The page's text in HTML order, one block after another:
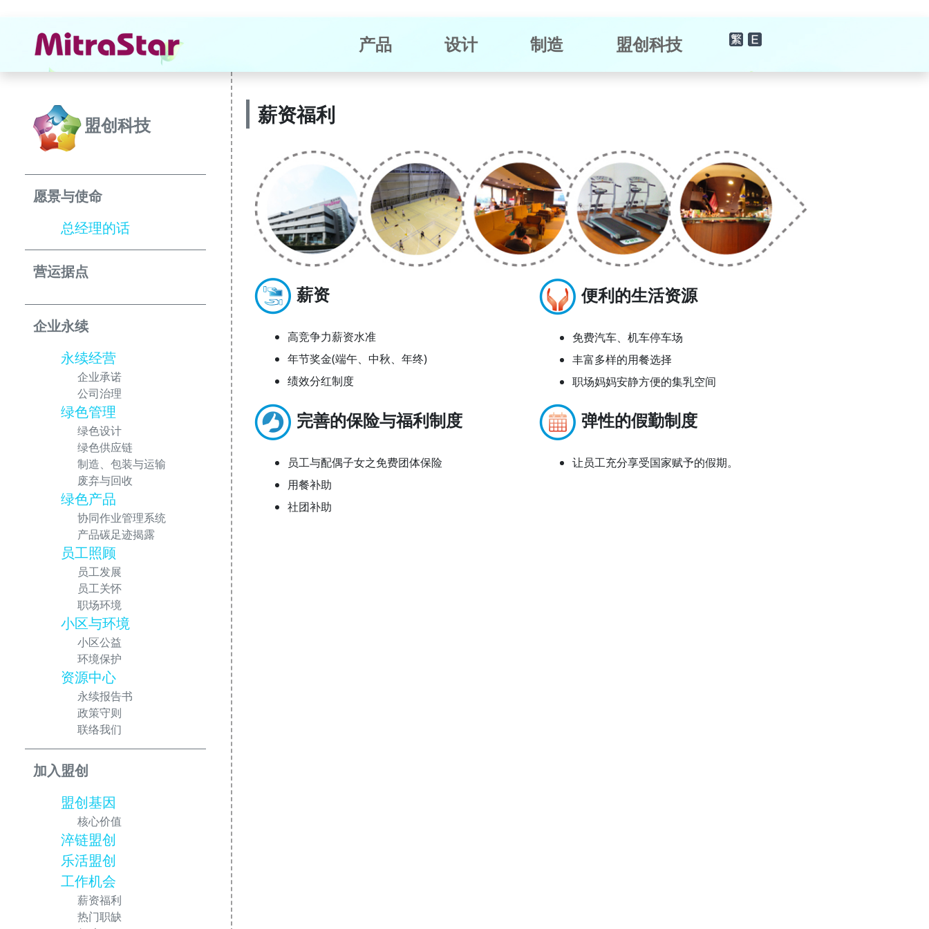
产品 设计 制造 盟创科技
盟创科技
愿景与使命
总经理的话
营运据点
企业永续
永续经营
企业承诺
公司治理
绿色管理
绿色设计
绿色供应链
制造、包装与运输
废弃与回收
绿色产品
协同作业管理系统
产品碳足迹揭露
员工照顾
员工发展
员工关怀
职场环境
小区与环境
小区公益
环境保护
资源中心
永续报告书
政策守则
联络我们
加入盟创
盟创基因
核心价值
淬链盟创
乐活盟创
工作机会
薪资福利
热门职缺
薪资福利
薪资
高竞争力薪资水准
年节奖金(端午、中秋、年终)
绩效分红制度
便利的生活资源
免费汽车、机车停车场
丰富多样的用餐选择
职场妈妈安静方便的集乳空间
完善的保险与福利制度
员工与配偶子女之免费团体保险
用餐补助
社团补助
弹性的假勤制度
让员工充分享受国家赋予的假期。